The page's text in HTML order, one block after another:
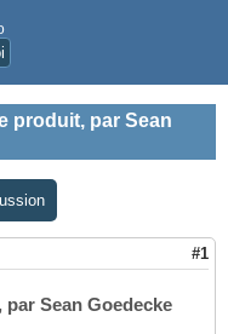
produit, par Sean
#1
Sean Goedecke